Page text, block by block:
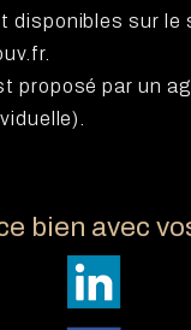
disponibles sur le
proposé par un
bien avec